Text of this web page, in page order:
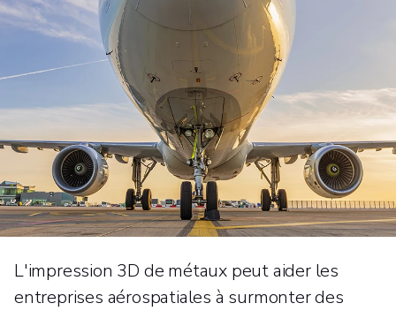
L'impression 3D de métaux peut aider les
entreprises aérospatiales à surmonter des